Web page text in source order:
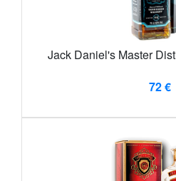
Jack Daniel's Master
72 €